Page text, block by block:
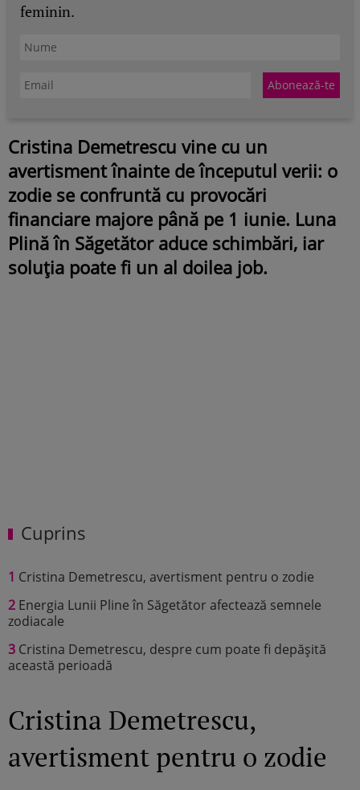
feminin.
Cristina Demetrescu vine cu un
avertisment înainte de începutul verii: o
zodie se confruntă cu provocări
financiare majore până pe 1 iunie. Luna
Plină în Săgetător aduce schimbări, iar
soluția poate fi un al doilea job.
Cuprins
1 Cristina Demetrescu, avertisment pentru o zodie
2 Energia Lunii Pline în Săgetător afectează semnele
zodiacale
3 Cristina Demetrescu, despre cum poate fi depășită
această perioadă
Cristina Demetrescu,
avertisment pentru o zodie